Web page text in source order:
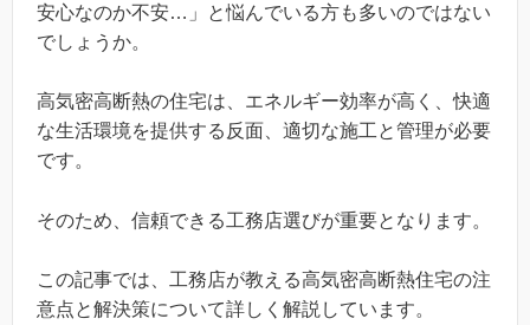
安心なのか不安…」と悩んでいる方も多いのではない
でしょうか。
高気密高断熱の住宅は、エネルギー効率が高く、快適
な生活環境を提供する反面、適切な施工と管理が必要
です。
そのため、信頼できる工務店選びが重要となります。
この記事では、工務店が教える高気密高断熱住宅の注
意点と解決策について詳しく解説しています。